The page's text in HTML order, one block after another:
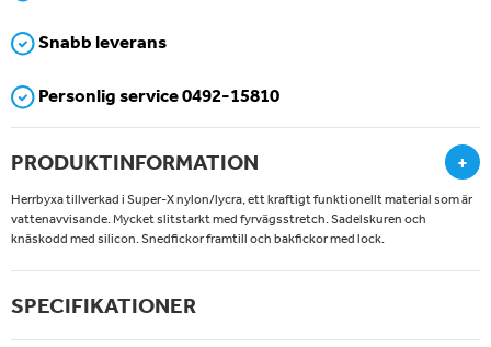
Snabb leverans
Personlig service 0492-15810
PRODUKTINFORMATION +
Herrbyxa tillverkad i Super-X nylon/lycra, ett kraftigt funktionellt material som är
vattenavvisande. Mycket slitstarkt med fyrvägsstretch. Sadelskuren och
knäskodd med silicon. Snedfickor framtill och bakfickor med lock.
SPECIFIKATIONER